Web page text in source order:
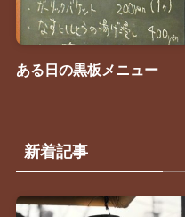
ある日の黒板メニュー
新着記事